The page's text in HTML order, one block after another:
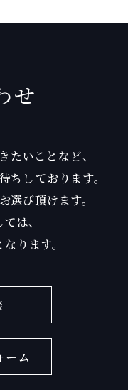
せ
たいことなど、
ちしております。
選び頂けます。
は、
ります。
ーム